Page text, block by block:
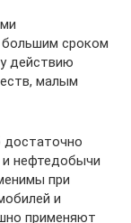
большим сроком
действию
малым
достаточно
нефтедобычи
при
и
применяют